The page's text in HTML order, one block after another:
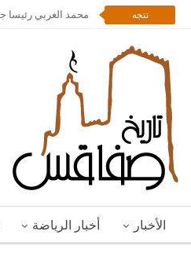
تتجه محمد الغربي رئيسا
الأخبار أخبار الرياضة